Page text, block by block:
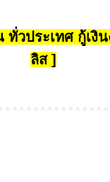
วประเทศ กู้เงิ
ลิส ]